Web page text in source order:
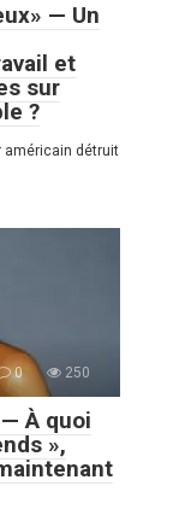
— Un
et
sur
?
américain détruit
0 250
À quoi
»,